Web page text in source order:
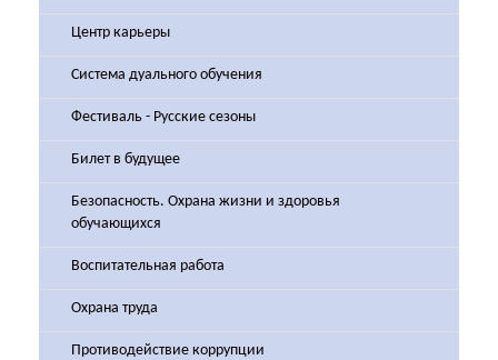
Центр карьеры
Система дуального обучения
Фестиваль - Русские сезоны
Билет в будущее
Безопасность. Охрана жизни и здоровья
обучающихся
Воспитательная работа
Охрана труда
Противодействие коррупции